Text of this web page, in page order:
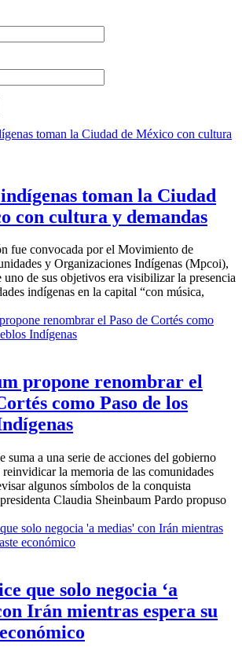
toman la Ciudad
con cultura y demandas
fue convocada por el Movimiento de
y Organizaciones Indígenas (Mpcoi),
uno de sus objetivos era visibilizar la presencia
indígenas en la capital “con música,
propone renombrar el
como Paso de los
suma a una serie de acciones del gobierno
la memoria de las comunidades
algunos símbolos de la conquista
Claudia Sheinbaum Pardo propuso
que solo negocia ‘a
Irán mientras espera su